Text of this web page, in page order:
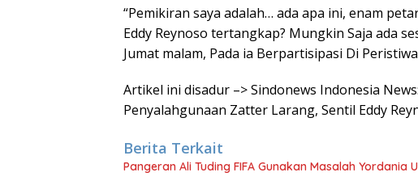
“Pemikiran saya adalah… ada apa ini, enam
Eddy Reynoso tertangkap? Mungkin Saja ada
Jumat malam, Pada ia Berpartisipasi Di
Artikel ini disadur –> Sindonews Indonesia
Penyalahgunaan Zatter Larang, Sentil Eddy
Berita Terkait
Pangeran Ali Tuding FIFA Gunakan Masalah Yordania